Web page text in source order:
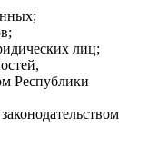
лиц;
Республики